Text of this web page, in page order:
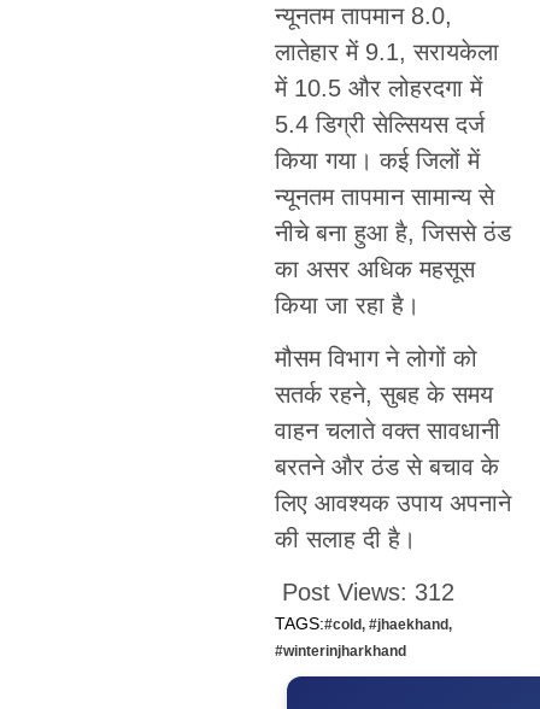
न्यूनतम तापमान 8.0,
लातेहार में 9.1, सरायकेला
में 10.5 और लोहरदगा में
5.4 डिग्री सेल्सियस दर्ज
किया गया। कई जिलों में
न्यूनतम तापमान सामान्य से
नीचे बना हुआ है, जिससे ठंड
का असर अधिक महसूस
किया जा रहा है।
मौसम विभाग ने लोगों को
सतर्क रहने, सुबह के समय
वाहन चलाते वक्त सावधानी
बरतने और ठंड से बचाव के
लिए आवश्यक उपाय अपनाने
की सलाह दी है।
Post Views: 312
TAGS:#cold, #jhaekhand,
#winterinjharkhand